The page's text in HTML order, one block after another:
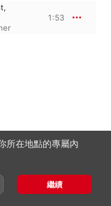
1:53
Veronika Kocher
所在地點的專屬內
繼續